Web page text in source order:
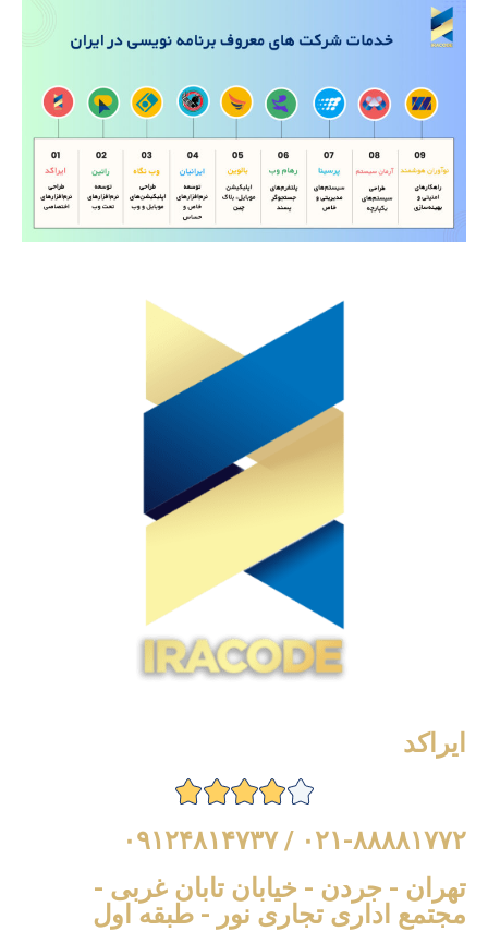
ایراکد
۰۲۱-۸۸۸۸۱۷۷۲ / ۰۹۱۲۴۸۱۴۷۳۷
تهران - جردن - خیابان تابان غربی -
مجتمع اداری تجاری نور - طبقه اول